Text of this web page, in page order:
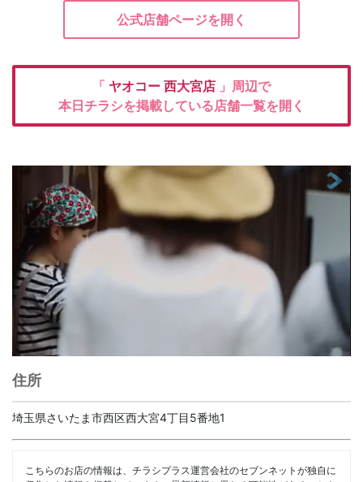
公式店舗ページを開く
「 ヤオコー 西大宮店 」周辺で
本日チラシを掲載している店舗一覧を開く
住所
埼玉県さいたま市西区西大宮4丁目5番地1
こちらのお店の情報は、チラシプラス運営会社のセブンネットが独自に